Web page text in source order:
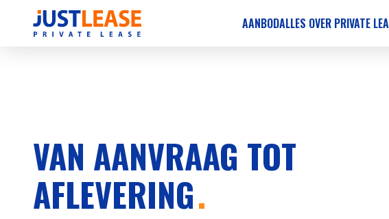
AANBODALLES OVER PRIVATE
VAN AANVRAAG TOT
AFLEVERING